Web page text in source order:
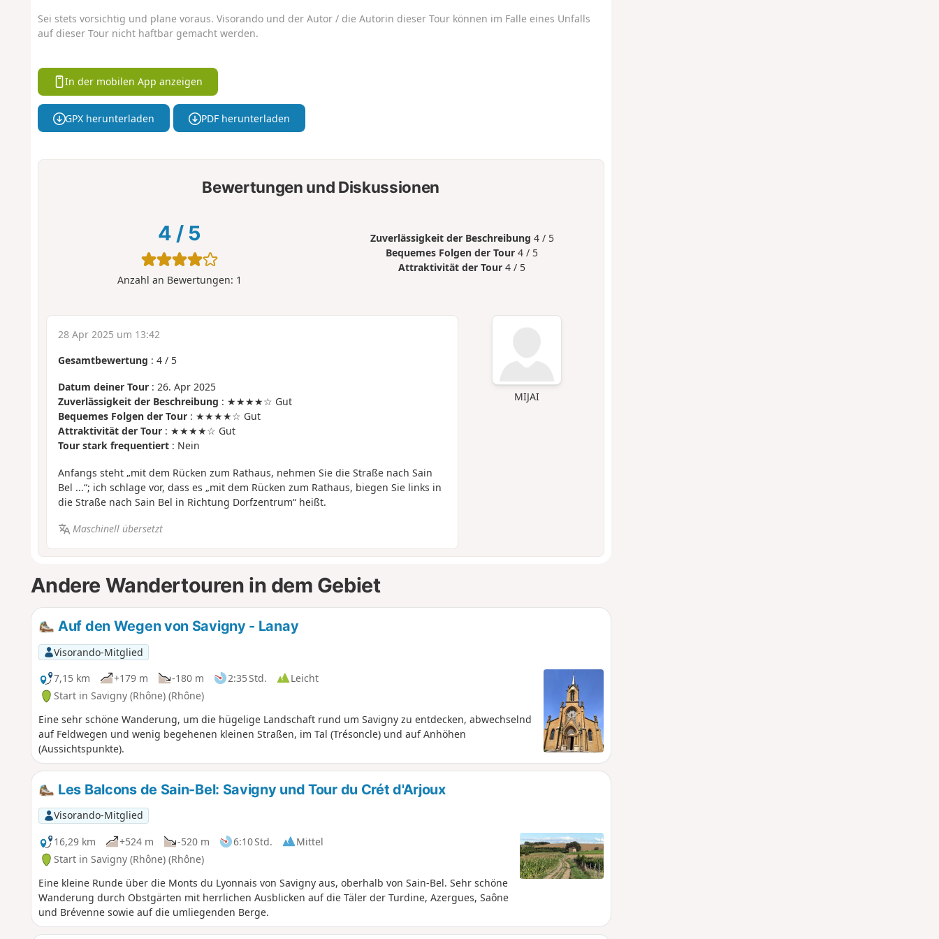
Sei stets vorsichtig und plane voraus. Visorando und der Autor / die Autorin dieser Tour können im Falle eines Unfalls
auf dieser Tour nicht haftbar gemacht werden.
In der mobilen App anzeigen
GPX herunterladen PDF herunterladen
Bewertungen und Diskussionen
4 / 5
Anzahl an Bewertungen: 1
Zuverlässigkeit der Beschreibung 4 / 5
Bequemes Folgen der Tour 4 / 5
Attraktivität der Tour 4 / 5
MIJAI
28 Apr 2025 um 13:42
Gesamtbewertung : 4/ 5
Datum deiner Tour: 26. Apr 2025
Zuverlässigkeit der Beschreibung : ★★★★☆ Gut
Bequemes Folgen der Tour: ★★★★☆ Gut
Attraktivität der Tour: ★★★★☆ Gut
Tour stark frequentiert: Nein
Anfangs steht „mit dem Rücken zum Rathaus, nehmen Sie die Straße nach Sain
Bel ...“; ich schlage vor, dass es „mit dem Rücken zum Rathaus, biegen Sie links in
die Straße nach Sain Bel in Richtung Dorfzentrum“ heißt.
Maschinell übersetzt
Andere Wandertouren in dem Gebiet
Auf den Wegen von Savigny - Lanay
Visorando-Mitglied
7,15 km
+179 m -180 m 2:35 Std.
Leicht
Start in Savigny (Rhône) (Rhône)
Eine sehr schöne Wanderung, um die hügelige Landschaft rund um Savigny zu entdecken, abwechselnd
auf Feldwegen und wenig begehenen kleinen Straßen, im Tal (Trésoncle) und auf Anhöhen
(Aussichtspunkte).
Les Balcons de Sain-Bel: Savigny und Tour du Crét d'Arjoux
Visorando-Mitglied
16,29 km
+524 m -520 m 6:10 Std.
Mittel
Start in Savigny (Rhône) (Rhône)
Eine kleine Runde über die Monts du Lyonnais von Savigny aus, oberhalb von Sain-Bel. Sehr schöne
Wanderung durch Obstgärten mit herrlichen Ausblicken auf die Täler der Turdine, Azergues, Saône
und Brévenne sowie auf die umliegenden Berge.